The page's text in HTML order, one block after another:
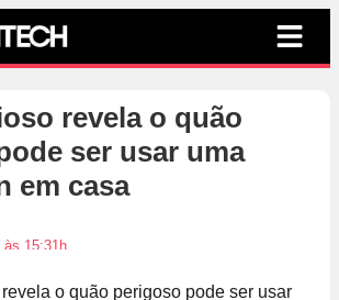
revela o quão
ser usar uma
em casa
às 15:31h